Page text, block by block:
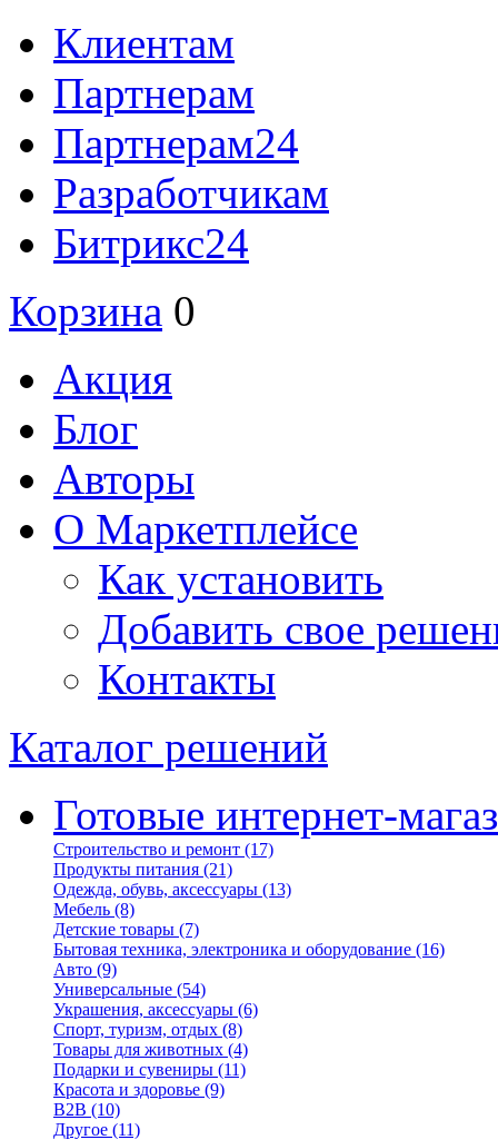
Клиентам
Партнерам
Партнерам24
Разработчикам
Битрикс24
Корзина 0
Акция
Блог
Авторы
О Маркетплейсе
Как установить
Добавить свое
Контакты
Каталог решений
Готовые интернет-
Строительство и ремонт (17)
Продукты питания (21)
Одежда, обувь, аксессуары (13)
Мебель (8)
Детские товары (7)
Бытовая техника, электроника и оборудование (16)
Авто (9)
Универсальные (54)
Украшения, аксессуары (6)
Спорт, туризм, отдых (8)
Товары для животных (4)
Подарки и сувениры (11)
Красота и здоровье (9)
B2B (10)
Другое (11)